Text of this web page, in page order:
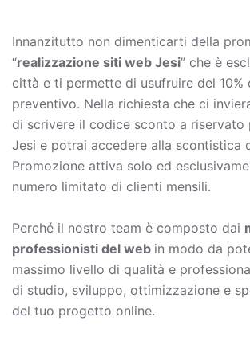
Innanzitutto non dimenticarti della
“realizzazione siti web Jesi” che è
città e ti permette di usufruire del 10%
preventivo. Nella richiesta che ci
di scrivere il codice sconto a riservato
Jesi e potrai accedere alla scontistica
Promozione attiva solo ed
numero limitato di clienti mensili.
Perché il nostro team è composto dai
professionisti del web in modo da
massimo livello di qualità e
di studio, sviluppo, ottimizzazione e
del tuo progetto online.